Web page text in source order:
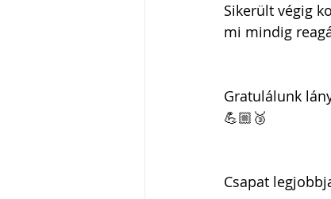
Sikerült végig
mi mindig
Gratulálunk
💪🏼🥉
Csapat